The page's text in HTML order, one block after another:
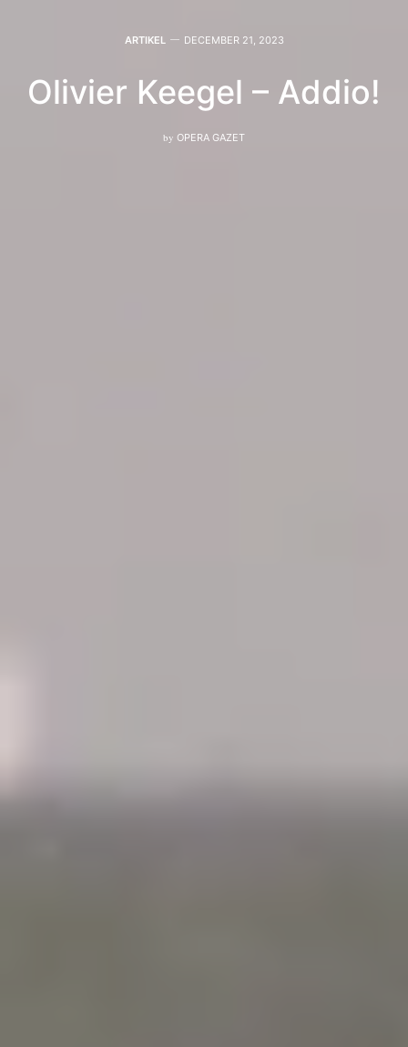
ARTIKEL DECEMBER 21, 2023
Olivier Keegel – Addio!
by OPERA GAZET